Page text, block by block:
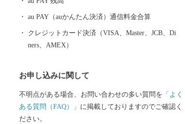
0-1325 MAIL：info@susaki-furusato.com
au PAY（auかんたん決済）通信料金合算
クレジットカード決済（VISA、Master、JCB、Di
ners、AMEX）
お申し込みに関して
不明点がある場合、お問い合わせの多い質問を 「よく
ある質問（FAQ）」 に掲載しておりますのでご確認く
ださい。